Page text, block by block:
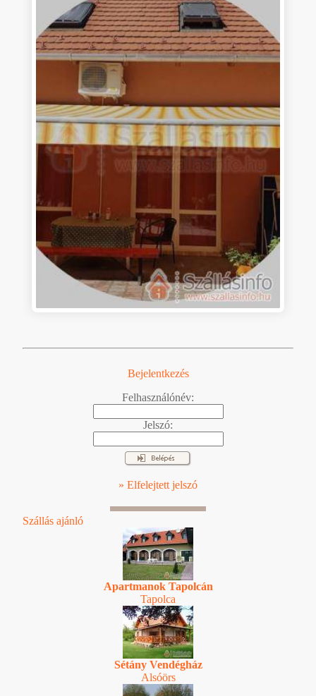
Bejelentkezés
Felhasználónév:
Jelszó:
» Elfelejtett jelszó
Szállás ajánló
Apartmanok Tapolcán
Tapolca
Sétány Vendégház
Alsóörs